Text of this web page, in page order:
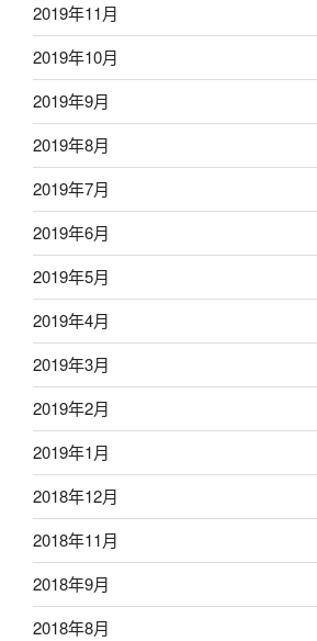
2019年11月
2019年10月
2019年9月
2019年8月
2019年7月
2019年6月
2019年5月
2019年4月
2019年3月
2019年2月
2019年1月
2018年12月
2018年11月
2018年9月
2018年8月